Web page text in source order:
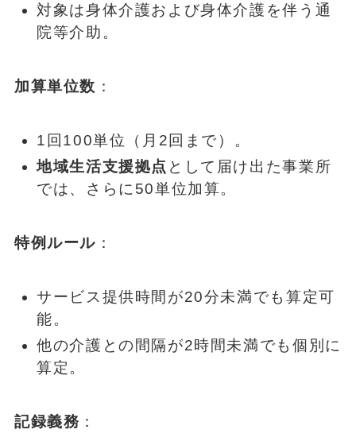
対象は身体介護および身体介護を伴う通
院等介助。
加算単位数 ：
1回100単位（月2回まで）。
地域生活支援拠点 として届け出た事業所
では、さらに50単位加算。
特例ルール ：
サービス提供時間が20分未満でも算定可
能。
他の介護との間隔が2時間未満でも個別に
算定。
記録義務 ：